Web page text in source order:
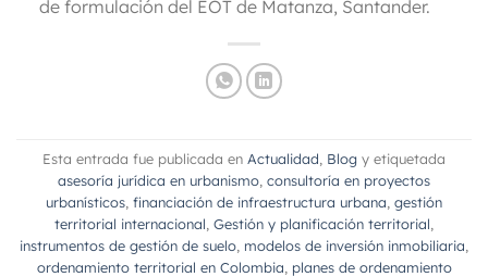
de formulación del EOT de Matanza, Santander.
Esta entrada fue publicada en Actualidad Blog y etiquetada
asesoría jurídica en urbanismo consultoría en proyectos
urbanísticos financiación de infraestructura urbana gestión
territorial internacional Gestión y planificación territorial
instrumentos de gestión de suelo modelos de inversión inmobiliaria
ordenamiento territorial en Colombia planes de ordenamiento